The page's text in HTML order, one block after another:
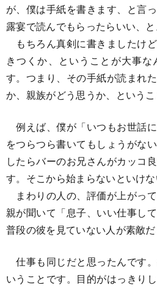
が、僕は手紙を書きます、と言
露宴で読んでもらったらいい、と
もちろん真剣に書きましたけ
きつくか、ということが大事
す。つまり、その手紙が読まれ
か、親族がどう思うか、というこ
例えば、僕が「いつもお世話
をつらつら書いてもしょうがな
したらバーのお兄さんがカッコ
す。そこから始まらないといけな
まわりの人の、評価が上がっ
親が聞いて「息子、いい仕事し
普段の彼を見ていない人が素敵だ
仕事も同じだと思ったんです
いうことです。目的がはっきり